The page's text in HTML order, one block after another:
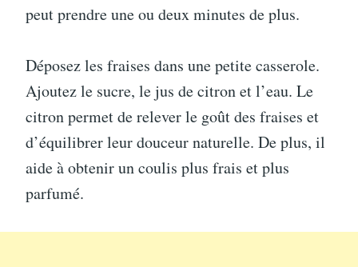
peut prendre une ou deux minutes de plus.
Déposez les fraises dans une petite casserole.
Ajoutez le sucre, le jus de citron et l’eau. Le
citron permet de relever le goût des fraises et
d’équilibrer leur douceur naturelle. De plus, il
aide à obtenir un coulis plus frais et plus
parfumé.